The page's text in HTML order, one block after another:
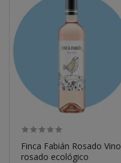
Finca Fabián Rosado Vino
rosado ecológico